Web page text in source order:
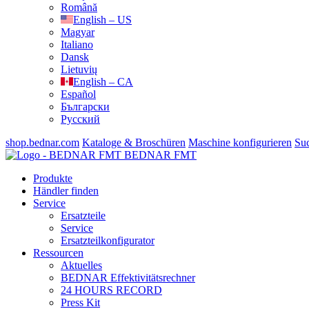
Română
English – US
Magyar
Italiano
Dansk
Lietuvių
English – CA
Español
Български
Русский
shop.bednar.com Kataloge & Broschüren Maschine konfigurieren
BEDNAR FMT
Produkte
Händler finden
Service
Ersatzteile
Service
Ersatzteilkonfigurator
Ressourcen
Aktuelles
BEDNAR Effektivitätsrechner
24 HOURS RECORD
Press Kit